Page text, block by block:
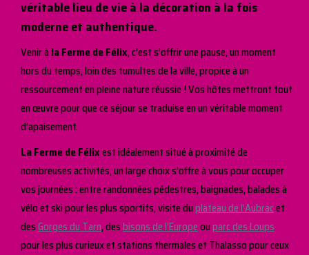
véritable lieu de vie à la décoration à la fois
moderne et authentique.
Venir àla Ferme de Félix, c’est s’offrir une pause, un moment
hors du temps, loin des tumultes de la ville, propice à un
ressourcement en pleine nature réussie ! Vos hôtes mettront tout
en œuvre pour que ce séjour se traduise en un véritable moment
d’apaisement.
La Ferme de Félixest idéalement situé à proximité de
nombreuses activités, un large choix s’offre à vous pour occuper
vos journées : entre randonnées pédestres, baignades, balades à
vélo et ski pour les plus sportifs, visite duplateau de l’Aubracet
desGorges du Tarn, desbisons de l’Europeouparc des Loups
pour les plus curieux et stations thermales et Thalasso pour ceux